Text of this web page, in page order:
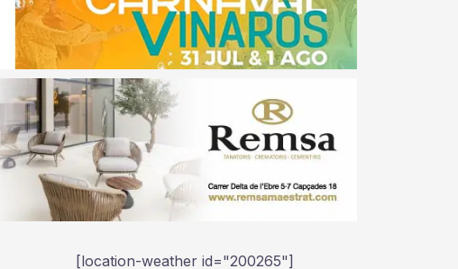
[location-weather id="200265"]